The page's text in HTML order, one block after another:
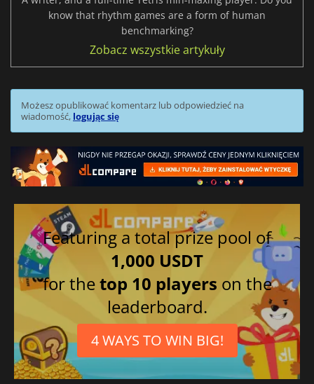
know that rhythm games are a form of human
benchmarking?
Zobacz wszystkie artykuły
Możesz opublikować komentarz lub odpowiedzieć na
wiadomość, logując się
Featuring a total prize pool of
1,000 USDT
for thetop 10 players on the
leaderboard.
4 WAYS TO WIN BIG!